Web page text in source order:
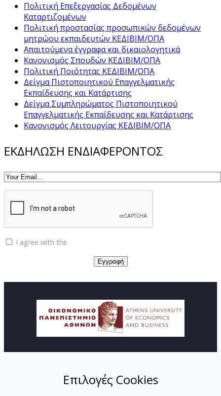
Πολιτική Επεξεργασίας Δεδομένων
Καταρτιζομένων
Πολιτική προστασίας προσωπικών δεδομένων
μητρώου εκπαιδευτών ΚΕΔΙΒΙΜ/ΟΠΑ
Απαιτούμενα έγγραφα και δικαιολογητικά
Κανονισμός Σπουδών ΚΕΔΙΒΙΜ/ΟΠΑ
Πολιτική Ποιότητας ΚΕΔΙΒΙΜ/ΟΠΑ
Δείγμα Πιστοποιητικού Επαγγελματικής
Εκπαίδευσης και Κατάρτισης
Δείγμα Συμπληρώματος Πιστοποιητικού
Επαγγελματικής Εκπαίδευσης και Κατάρτισης
Κανονισμός Λειτουργίας ΚΕΔΙΒΙΜ/ΟΠΑ
ΕΚΔΗΛΩΣΗ ΕΝΔΙΑΦΕΡΟΝΤΟΣ
I agree with the
Επιλογές Cookies